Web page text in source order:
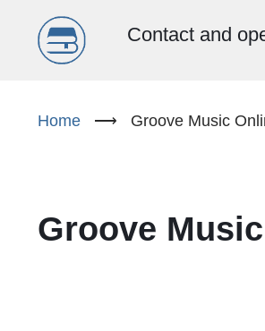
Menu
(EN)
Contact and
Home ⟶ Groove Music
Groove